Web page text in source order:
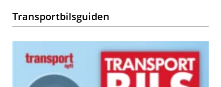
Transportbilsguiden